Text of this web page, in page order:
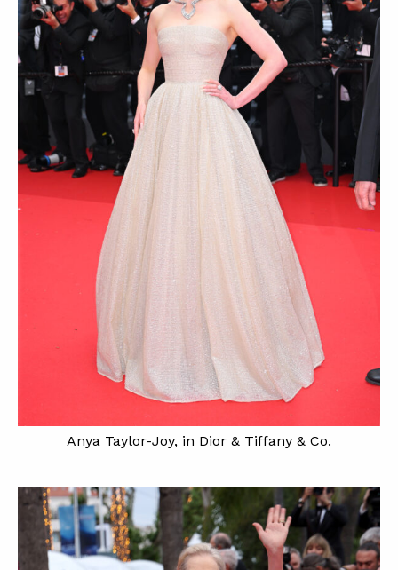
Anya Taylor-Joy, in Dior & Tiffany & Co.